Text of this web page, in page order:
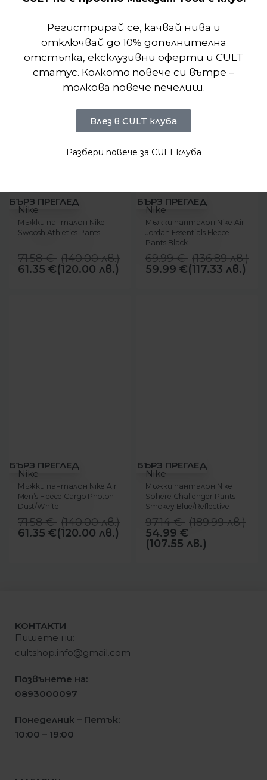
-14%
БЪРЗ ПРЕГЛЕД
Nike
Мъжки панталон Nike
Swoosh Athletics Pants
71.58€ (140.00лв.)
61.35 €(120.00 лв.)
-14%
БЪРЗ ПРЕГЛЕД
Nike
Мъжки панталон Nike Air
Jordan Essentials Fleece
Pants Black
69.99€ (136.89лв.)
59.99 €(117.33 лв.)
-14%
БЪРЗ ПРЕГЛЕД
Nike
Мъжки панталон Nike Air
Men’s Fleece Cargo Photon
Dust/White
71.58€ (140.00лв.)
61.35 €(120.00 лв.)
-43%
БЪРЗ ПРЕГЛЕД
Nike
Мъжки панталон Nike
Sphere Challenger Pants
Smokey Blue/Reflective
Silver
97.14€ (189.99лв.)
54.99 €
(107.55 лв.)
КОНТАКТИ
Пишете ни:
cultshop.info@gmail.com
Позвънете на:
0893000097
Понеделник – Петък:
10:00 – 19:00
Регистрирай се, качвай нива и
отключвай до 10% допълнителна
отстъпка, ексклузивни оферти и CULT
статус. Колкото повече си вътре –
толкова повече печелиш.
Влез в CULT клуба
Разбери повече за CULT клуба